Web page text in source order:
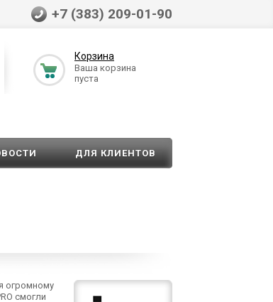
+7 (383) 209-01-90
Корзина
Ваша корзина
пуста
ДЛЯ КЛИЕНТОВ
огромному
смогли